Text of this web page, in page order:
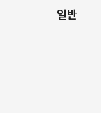
일반